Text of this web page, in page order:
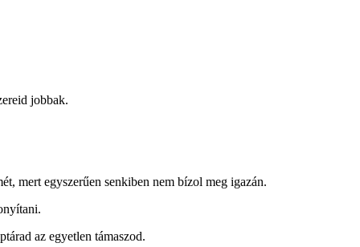
jobbak.
mert egyszerűen senkiben nem bízol meg igazán.
az egyetlen támaszod.